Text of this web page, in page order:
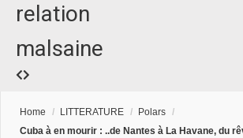
relation
malsaine
Home / LITTERATURE / Polars /
Cuba à en mourir : ..de Nantes à La Havane, du